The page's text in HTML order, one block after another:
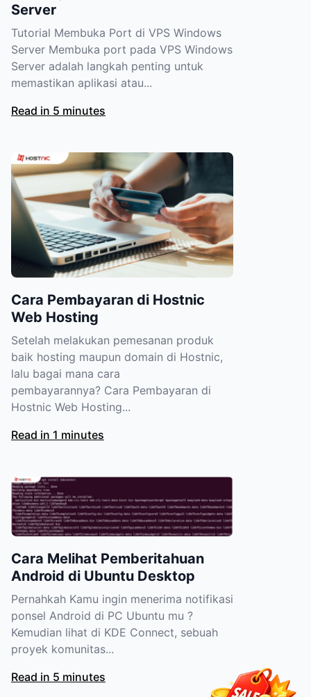
Server
Tutorial Membuka Port di VPS Windows
Server Membuka port pada VPS Windows
Server adalah langkah penting untuk
memastikan aplikasi atau...
Read in 5 minutes
Cara Pembayaran di Hostnic
Web Hosting
Setelah melakukan pemesanan produk
baik hosting maupun domain di Hostnic,
lalu bagai mana cara
pembayarannya? Cara Pembayaran di
Hostnic Web Hosting...
Read in 1 minutes
Cara Melihat Pemberitahuan
Android di Ubuntu Desktop
Pernahkah Kamu ingin menerima notifikasi
ponsel Android di PC Ubuntu mu ?
Kemudian lihat di KDE Connect, sebuah
proyek komunitas...
Read in 5 minutes